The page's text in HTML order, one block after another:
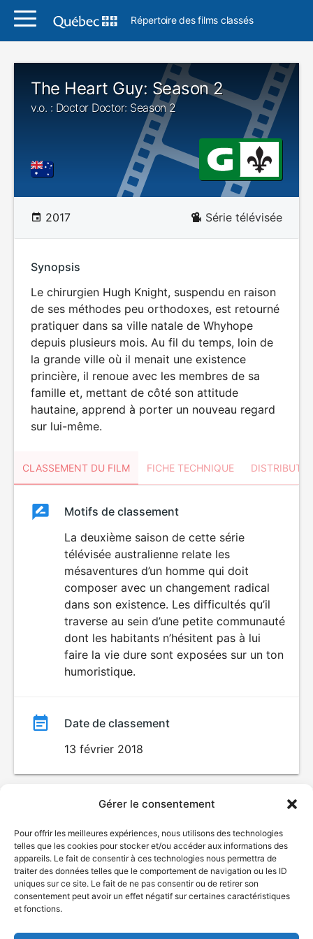
Gérer le consentement
Pour offrir les meilleures expériences, nous utilisons des technologies
telles que les cookies pour stocker et/ou accéder aux informations des
appareils. Le fait de consentir à ces technologies nous permettra de
traiter des données telles que le comportement de navigation ou les ID
uniques sur ce site. Le fait de ne pas consentir ou de retirer son
consentement peut avoir un effet négatif sur certaines caractéristiques
et fonctions.
Répertoire des films classés
The Heart Guy: Season 2
v.o. : Doctor Doctor: Season 2
2017 Série télévisée
Synopsis
Le chirurgien Hugh Knight, suspendu en raison
de ses méthodes peu orthodoxes, est retourné
pratiquer dans sa ville natale de Whyhope
depuis plusieurs mois. Au fil du temps, loin de
la grande ville où il menait une existence
princière, il renoue avec les membres de sa
famille et, mettant de côté son attitude
hautaine, apprend à porter un nouveau regard
sur lui-même.
CLASSEMENT DU FILM FICHE TECHNIQUE
ClassementClassement
Motifs de classement
La deuxième saison de cette série
télévisée australienne relate les
mésaventures d’un homme qui doit
composer avec un changement radical
dans son existence. Les difficultés qu’il
traverse au sein d’une petite communauté
dont les habitants n’hésitent pas à lui
faire la vie dure sont exposées sur un ton
humoristique.
Date de classement
13 février 2018
© Gouvernement du Québec, 2026
Plan du site